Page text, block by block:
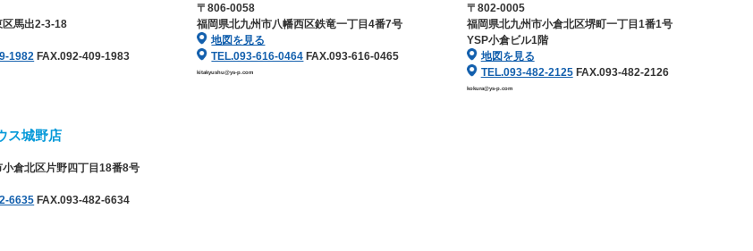
区馬出2-3-18
1982 FAX.092-409-1983
〒806-0058
福岡県北九州市八幡西区鉄竜一丁目4番7号
地図を見る
TEL.093-616-0464 FAX.093-616-0465
kitakyushu@ys-p.com
〒802-0005
福岡県北九州市小倉北区堺町一丁目1番1号
YSP小倉ビル1階
地図を見る
TEL.093-482-2125FAX.093-482-2126
kokura@ys-p.com
ス城野店
倉北区片野四丁目18番8号
6635 FAX.093-482-6634